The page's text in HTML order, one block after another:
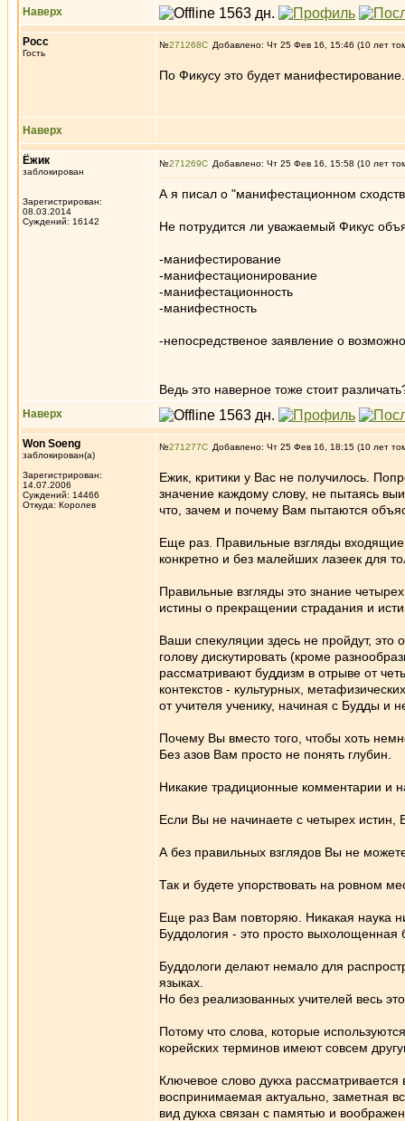
Наверх
Росс
Гость
№271268 Добавлено: Чт 25 Фев 16, 15:46 (10 лет
По Фикусу это будет
Наверх
Ёжик
заблокирован
Зарегистрирован:
08.03.2014
Суждений: 16142
№271269 Добавлено: Чт 25 Фев 16, 15:58 (10 лет
А я писал о "манифестационном
Не потрудится ли уважаемый Фикус
-манифестирование
-манифестационирование
-манифестационность
-манифестность
-непосредственое заявление о
Ведь это наверное тоже стоит
Наверх
Won Soeng
заблокирован(а)
Зарегистрирован:
14.07.2006
Суждений: 14466
Откуда: Королев
№271277 Добавлено: Чт 25 Фев 16, 18:15 (10 лет
Ежик, критики у Вас не получилось.
значение каждому слову, не пытаясь
что, зачем и почему Вам пытаются
Еще раз. Правильные взгляды
конкретно и без малейших лазеек для
Правильные взгляды это знание
истины о прекращении страдания и
Ваши спекуляции здесь не пройдут,
голову дискутировать (кроме
рассматривают буддизм в отрыве от
контекстов - культурных,
от учителя ученику, начиная с Будды и
Почему Вы вместо того, чтобы хоть
Без азов Вам просто не понять глубин.
Никакие традиционные комментарии и
Если Вы не начинаете с четырех истин,
А без правильных взглядов Вы не
Так и будете упорствовать на ровном
Еще раз Вам повторяю. Никакая наука
Буддология - это просто выхолощенная
Буддологи делают немало для
языках.
Но без реализованных учителей весь
Потому что слова, которые
корейских терминов имеют совсем
Ключевое слово дукха
воспринимаемая актуально, заметная
вид дукха связан с памятью и